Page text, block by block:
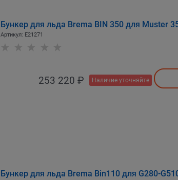
Бункер для льда Brema BIN 350 для Мuster
Артикул: E21271
253 220 ₽ Наличие уточняйте
Бункер для льда Brema Bin110 для G280-